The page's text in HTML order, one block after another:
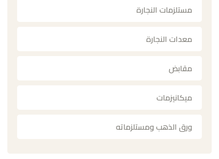
مستلزمات النجارة
معدات النجارة
مقابض
ميكانيزمات
ورق الذهب ومستلزماته